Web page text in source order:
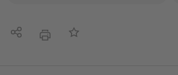
PartagerimprimerAjouter à liste d'article